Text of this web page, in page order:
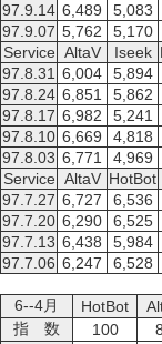
97.9.14 6,489 5,083
97.9.07 5,762 5,170
Service AltaV Iseek
97.8.31 6,004 5,894
97.8.24 6,851 5,862
97.8.17 6,982 5,241
97.8.10 6,669 4,818
97.8.03 6,771 4,969
Service AltaV HotBot
97.7.27 6,727 6,536
97.7.20 6,290 6,525
97.7.13 6,438 5,984
97.7.06 6,247 6,528
6--4月 HotBot
指 数
100